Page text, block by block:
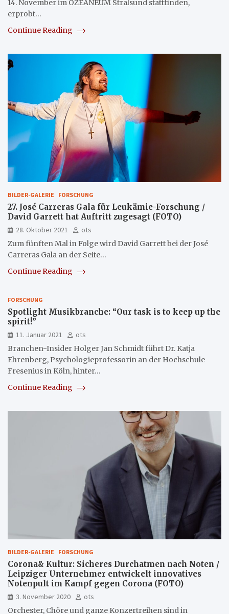
14. November im OZEANEUM Stralsund stattfinden,
erprobt…
Continue Reading
BILDER-GALERIE FORSCHUNG
27. José Carreras Gala für Leukämie-Forschung /
David Garrett hat Auftritt zugesagt (FOTO)
28. Oktober 2021
ots
Zum fünften Mal in Folge wird David Garrett bei der José
Carreras Gala an der Seite…
Continue Reading
FORSCHUNG
Spotlight Musikbranche: “Our task is to keep up the
spirit!”
11. Januar 2021
ots
Branchen-Insider Holger Jan Schmidt führt Dr. Katja
Ehrenberg, Psychologieprofessorin an der Hochschule
Fresenius in Köln, hinter…
Continue Reading
BILDER-GALERIE FORSCHUNG
Corona& Kultur: Sicheres Durchatmen nach Noten /
Leipziger Unternehmer entwickelt innovatives
Notenpult im Kampf gegen Corona (FOTO)
3. November 2020
ots
Orchester, Chöre und ganze Konzertreihen sind in